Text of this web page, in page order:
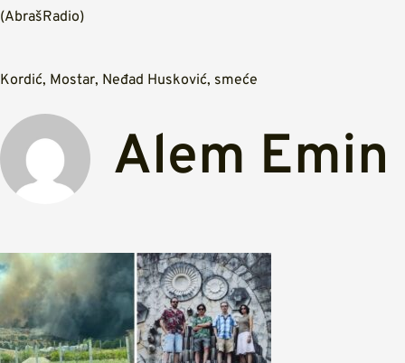
(AbrašRadio)
Kordić, Mostar, Neđad Husković, smeće
Alem Emin